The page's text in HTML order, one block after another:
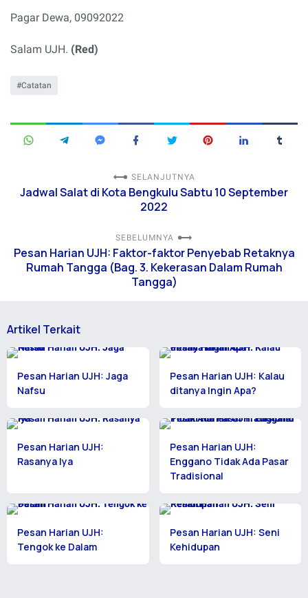
Pagar Dewa, 09092022
Salam UJH. (Red)
Catatan
SELANJUTNYA
Jadwal Salat di Kota Bengkulu Sabtu 10 September
2022
SEBELUMNYA
Pesan Harian UJH: Faktor-faktor Penyebab Retaknya
Rumah Tangga (Bag. 3. Kekerasan Dalam Rumah
Tangga)
Artikel Terkait
Pesan Harian UJH: Jaga
Nafsu
Pesan Harian UJH: Kalau
ditanya Ingin Apa?
Pesan Harian UJH:
Rasanya Iya
Pesan Harian UJH:
Enggano Tidak Ada Pasar
Tradisional
Pesan Harian UJH:
Tengok ke Dalam
Pesan Harian UJH: Seni
Kehidupan